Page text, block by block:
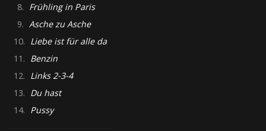
8. Frühling in Paris
9. Asche zu Asche
10. Liebe ist für alle da
11. Benzin
12. Links 2-3-4
13. Du hast
14. Pussy